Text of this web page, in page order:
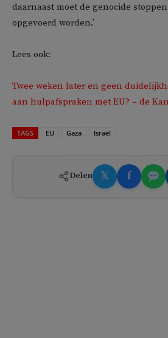
daarnaast moet de genocide
opgevoerd worden.’
Lees ook:
Twee weken later en geen
aan hulpafspraken met EU? – de
TAGS EU Gaza Israël
Delen 𝕏 f